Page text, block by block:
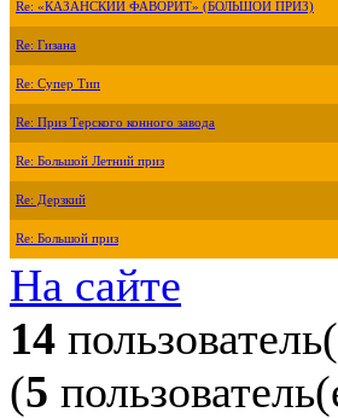
Re: «КАЗАНСКИЙ ФАВОРИТ» (БОЛЬШОЙ ПРИЗ)
Re: Гизана
Re: Супер Тип
Re: Приз Терского конного завода
Re: Большой Летний приз
Re: Дерзкий
Re: Большой приз
На сайте
14
(5